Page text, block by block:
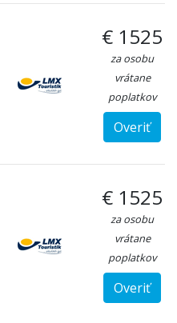
€ 1525
za osobu
vrátane
poplatkov
Overiť
€ 1525
za osobu
vrátane
poplatkov
Overiť